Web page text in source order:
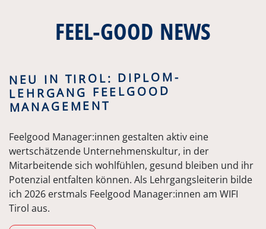
FEEL-GOOD NEWS
NEU IN TIROL: DIPLOM-
LEHRGANG FEELGOOD
MANAGEMENT
Feelgood Manager:innen gestalten aktiv eine
wertschätzende Unternehmenskultur, in der
Mitarbeitende sich wohlfühlen, gesund bleiben und ihr
Potenzial entfalten können. Als Lehrgangsleiterin bilde
ich 2026 erstmals Feelgood Manager:innen am WIFI
Tirol aus.